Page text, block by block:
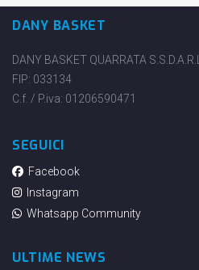
DANY BASKET
DANY BASKET QUARRATA S.S.D.A.R.L.
FIP: 033134
C.f. / P.iva: 01206590471
SEGUICI
Facebook
Instagram
Whatsapp Community
ULTIME NEWS